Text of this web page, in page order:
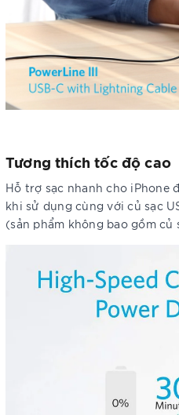
Tương thích tốc độ cao
Hỗ trợ sạc nhanh cho iPhone
khi sử dụng cùng với củ sạc
(sản phẩm không bao gồm củ